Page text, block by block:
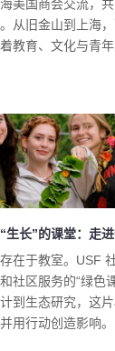
美国商会交流，
从旧金山到上海
教育、文化与青
生长”的课堂：走
在于教室。USF
社区服务的“绿色
到生态研究，这
用行动创造影响。